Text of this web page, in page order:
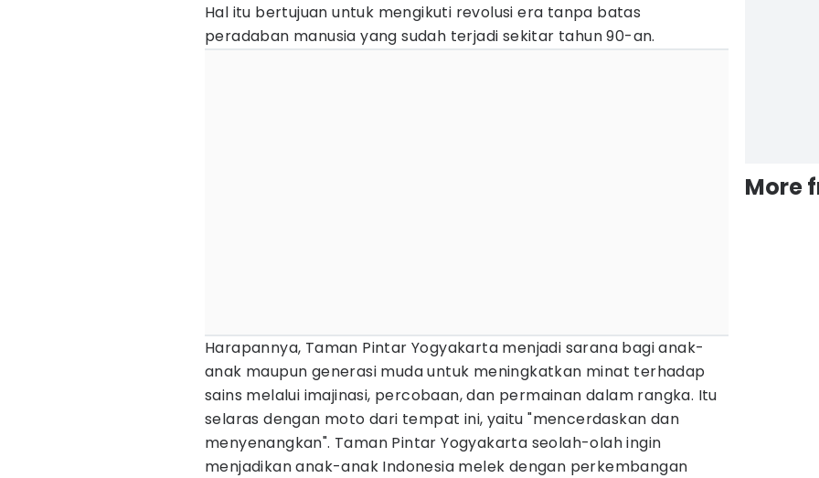
Hal itu bertujuan untuk mengikuti revolusi era tanpa batas
peradaban manusia yang sudah terjadi sekitar tahun 90-an.
Harapannya, Taman Pintar Yogyakarta menjadi sarana bagi anak-
anak maupun generasi muda untuk meningkatkan minat terhadap
sains melalui imajinasi, percobaan, dan permainan dalam rangka. Itu
selaras dengan moto dari tempat ini, yaitu "mencerdaskan dan
menyenangkan". Taman Pintar Yogyakarta seolah-olah ingin
menjadikan anak-anak Indonesia melek dengan perkembangan
More